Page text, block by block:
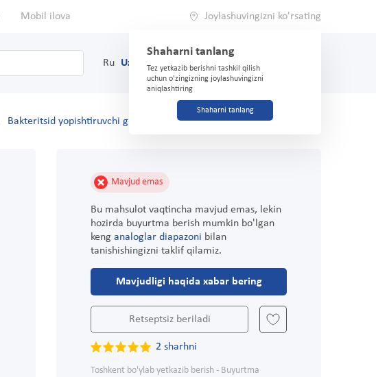
Mobil ilova Joylashuvingizni ko'rsating
Shaharni tanlang
Tez yetkazib berishni tashkil qilish
uchun o'zingizning joylashuvingizni
aniqlashtiring
Shaharni tanlang
Ru Uz (71) 200-03-03
Bakteritsid yopishtiruvchi gips Multiplast 3,8x3,8 sm
Mavjud emas
Bu mahsulot vaqtincha mavjud emas, lekin
hozirda buyurtma berish mumkin bo'lgan
keng analoglar diapazoni bilan
tanishishingizni taklif qilamiz.
Mavjudligi haqida xabar bering
Retseptsiz beriladi
2 sharhni
Toshkent bo'ylab yetkazib berish - Buyurtma